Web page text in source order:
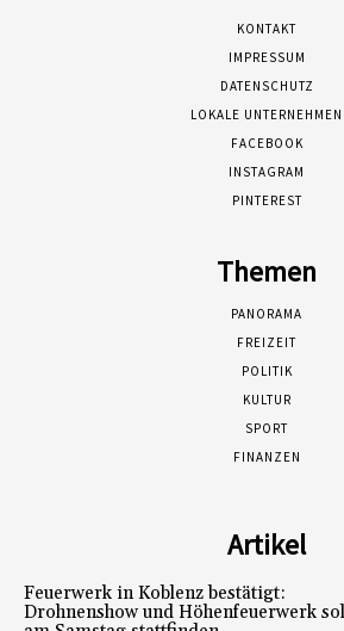
KONTAKT
IMPRESSUM
DATENSCHUTZ
LOKALE UNTERNEHMEN
FACEBOOK
INSTAGRAM
PINTEREST
Themen
PANORAMA
FREIZEIT
POLITIK
KULTUR
SPORT
FINANZEN
Artikel
Feuerwerk in Koblenz bestätigt:
Drohnenshow und Höhenfeuerwerk